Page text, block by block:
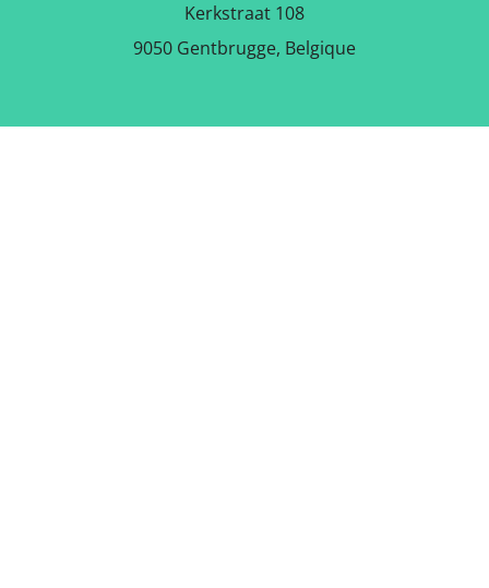
Kerkstraat 108
9050 Gentbrugge, Belgique